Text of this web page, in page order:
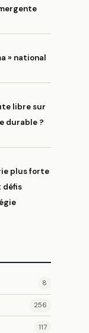
» national
libre sur
durable ?
plus forte
défis
8
256
117